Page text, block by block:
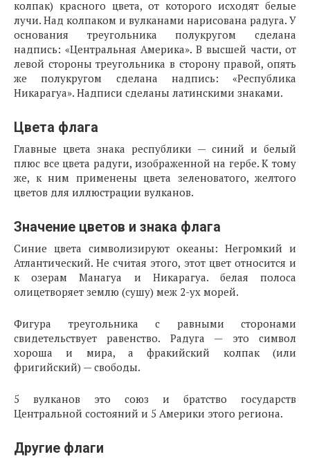
колпак) красного цвета, от которого исходят белые
лучи. Над колпаком и вулканами нарисована радуга. У
основания треугольника полукругом сделана
надпись: «Центральная Америка». В высшей части, от
левой стороны треугольника в сторону правой, опять
же полукругом сделана надпись: «Республика
Никарагуа». Надписи сделаны латинскими знаками.
Цвета флага
Главные цвета знака республики — синий и белый
плюс все цвета радуги, изображенной на гербе. К тому
же, к ним применены цвета зеленоватого, желтого
цветов для иллюстрации вулканов.
Значение цветов и знака флага
Синие цвета символизируют океаны: Негромкий и
Атлантический. Не считая этого, этот цвет относится и
к озерам Манагуа и Никарагуа. белая полоса
олицетворяет землю (сушу) меж 2-ух морей.
Фигура треугольника с равными сторонами
свидетельствует равенство. Радуга — это символ
хороша и мира, а фракийский колпак (или
фригийский) — свободы.
5 вулканов это союз и братство государств
Центральной состояний и 5 Америки этого региона.
Другие флаги